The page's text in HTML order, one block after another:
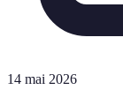
14 mai 2026